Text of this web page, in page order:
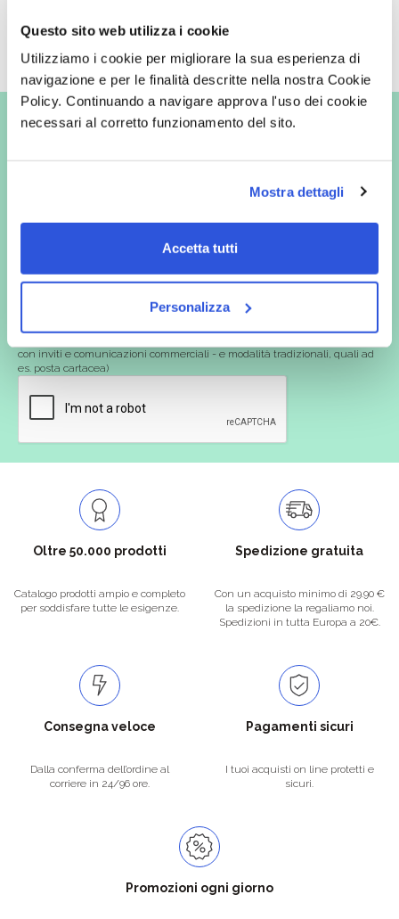
Questo sito web utilizza i cookie
Utilizziamo i cookie per migliorare la sua esperienza di
navigazione e per le finalità descritte nella nostra Cookie
Policy. Continuando a navigare approva l'uso dei cookie
necessari al corretto funzionamento del sito.
Mostra dettagli
Accetta tutti
Personalizza
Aggiungi al carrello
Vuoi ricevere le offerte prima
Iscriviti alla newsletter
In qualità di interessato, avendo letto l’informativaPrivacy Policy
espressamente al trattamento dei miei dati personali per finalità
con inviti e comunicazioni commerciali - e modalità tradizionali, quali ad
es. posta cartacea)
Oltre 50.000 prodotti
Catalogo prodotti ampio e completo
per soddisfare tutte le esigenze.
Spedizione gratuita
Con un acquisto minimo di 29.90 €
la spedizione la regaliamo noi.
Spedizioni in tutta Europa a 20€.
Consegna veloce
Dalla conferma dell’ordine al
corriere in 24/96 ore.
Pagamenti sicuri
I tuoi acquisti on line protetti e
sicuri.
Promozioni ogni giorno